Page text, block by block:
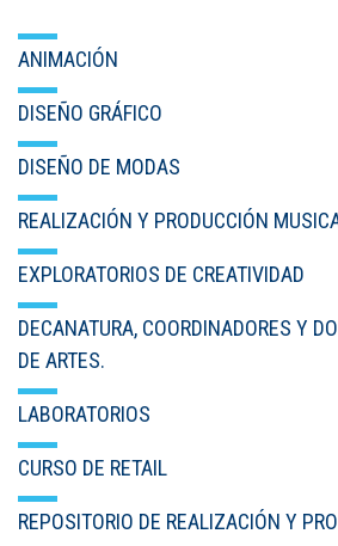
ANIMACIÓN
DISEÑO GRÁFICO
DISEÑO DE MODAS
REALIZACIÓN Y PRODUCCIÓN
EXPLORATORIOS DE CREATIVIDAD
DECANATURA, COORDINADORES Y
DE ARTES.
LABORATORIOS
CURSO DE RETAIL
REPOSITORIO DE REALIZACIÓN Y